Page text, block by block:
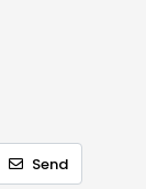
Send